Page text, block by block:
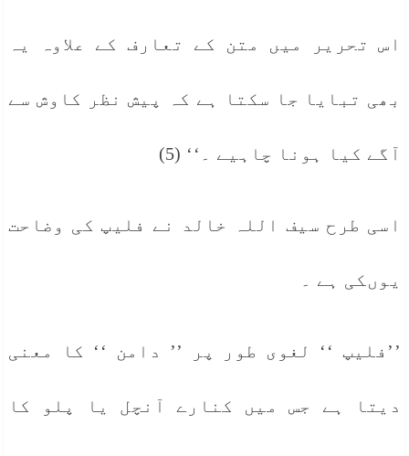
اس تحریر میں متن کے تعارف کے علاوہ یہ
بھی تبایا جا سکتا ہے کہ پیش نظر کاوش سے
آگے کیا ہونا چاہیے ۔‘‘ (5)
اسی طرح سیف اللہ خالد نے فلیپ کی وضاحت
یوںکی ہے ۔
’’فلیپ ‘‘ لغوی طور پر ’’ دامن ‘‘ کا معنی
دیتا ہے جس میں کنارے آنچل یا پلو کا